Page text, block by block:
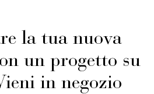
la tua nuova
un progetto su
in negozio